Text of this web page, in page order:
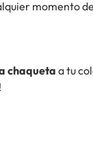
momento
chaqueta a tu